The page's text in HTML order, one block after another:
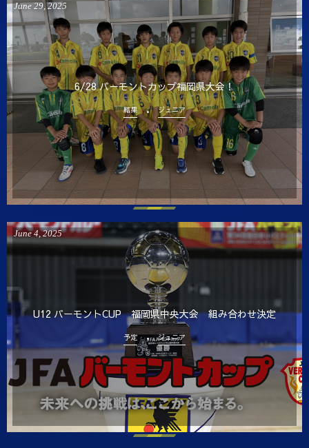
6/28 バーモントカップ福岡県大会！
June 29,2025
結果 ジュニア
U12 バーモントCUP 福岡県中央大会 組み合わせ決定
June 4,2025
予定 ジュニア